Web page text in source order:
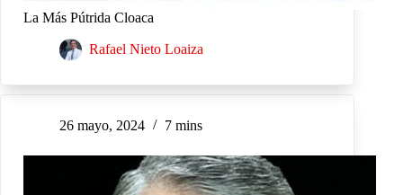
La Más Pútrida Cloaca
Rafael Nieto Loaiza
26 mayo, 2024 7 mins